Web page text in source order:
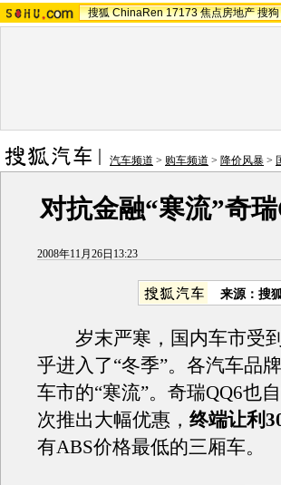
搜狐 ChinaRen 17173 焦点房地产 搜狗
汽车频道 > 购车频道 > 降价风暴 >
对抗金融“寒流”奇
2008年11月26日13:23
来源：搜
岁末严寒，国内车市受到
乎进入了“冬季”。各汽车品
车市的“寒流”。奇瑞QQ6也
次推出大幅优惠， 终端让利
有ABS价格最低的三厢车。